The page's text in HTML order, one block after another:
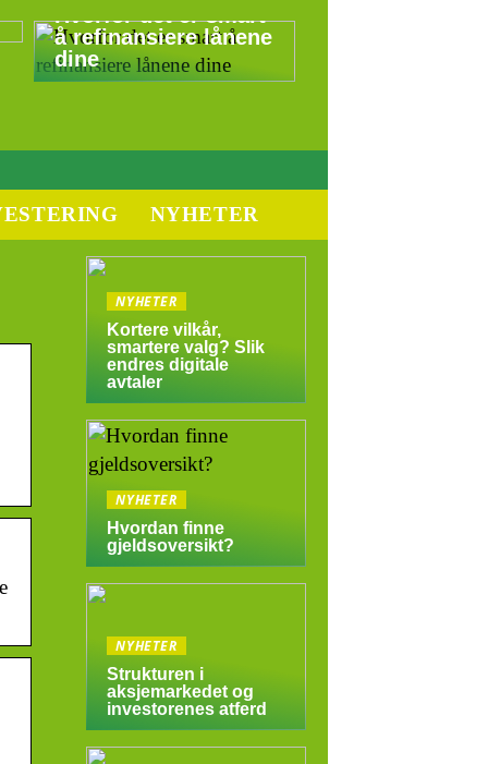
Hvorfor det er smart
å refinansiere lånene
dine
NYHETER
NYHETER
Kortere vilkår,
smartere valg? Slik
endres digitale
avtaler
NYHETER
Hvordan finne
gjeldsoversikt?
NYHETER
Strukturen i
aksjemarkedet og
investorenes atferd